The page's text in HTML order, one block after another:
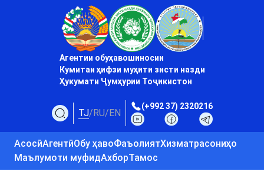
Агентии обуҳавошиносии
Кумитаи ҳифзи муҳити зисти назди
Ҳукумати Ҷумҳурии Тоҷикистон
TJ/RU/EN
(+992 37) 2320216
АсосӣАгентӣОбу ҳавоФаъолиятХизматрасониҳо
Маълумоти муфидАхборТамос